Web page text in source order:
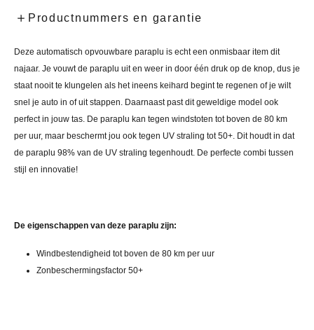
Productnummers en garantie
Deze automatisch opvouwbare paraplu is echt een onmisbaar item dit
najaar. Je vouwt de paraplu uit en weer in door één druk op de knop, dus je
staat nooit te klungelen als het ineens keihard begint te regenen of je wilt
snel je auto in of uit stappen. Daarnaast past dit geweldige model ook
perfect in jouw tas. De paraplu kan tegen windstoten tot boven de 80 km
per uur, maar beschermt jou ook tegen UV straling tot 50+. Dit houdt in dat
de paraplu 98% van de UV straling tegenhoudt. De perfecte combi tussen
stijl en innovatie!
De eigenschappen van deze paraplu zijn:
Windbestendigheid tot boven de 80 km per uur
Zonbeschermingsfactor 50+